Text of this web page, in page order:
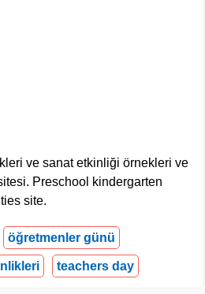
ve sanat etkinliği örnekleri ve
Preschool kindergarten
site.
öğretmenler günü
teachers day